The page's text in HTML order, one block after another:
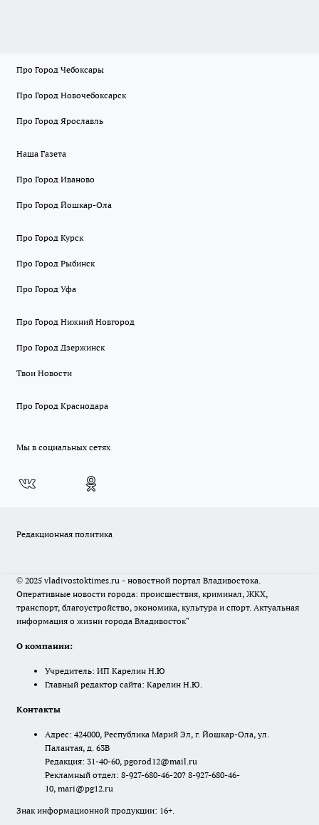
Про Город Чебоксары
Про Город Новочебоксарск
Про Город Ярославль
Наша Газета
Про Город Иваново
Про Город Йошкар-Ола
Про Город Курск
Про Город Рыбинск
Про Город Уфа
Про Город Нижний Новгород
Про Город Дзержинск
Твои Новости
Про Город Краснодара
Мы в социальных сетях
Редакционная политика
© 2025 vladivostoktimes.ru - новостной портал Владивостока.
Оперативные новости города: происшествия, криминал, ЖКХ,
транспорт, благоустройство, экономика, культура и спорт. Актуальная
информация о жизни города Владивосток"
О компании:
Учредитель: ИП Карелин Н.Ю
Главный редактор сайта: Карелин Н.Ю.
Контакты
Адрес: 424000, Республика Марий Эл, г. Йошкар-Ола, ул.
Палантая, д. 63В
Редакция: 31-40-60, pgorod12@mail.ru
Рекламный отдел: 8-927-680-46-20? 8-927-680-46-
10, mari@pg12.ru
Знак информационной продукции: 16+.